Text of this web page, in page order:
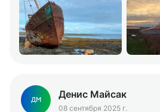
местам, где много толп, а
уникальным местам, что
понравилось. К проживанию
технике тоже нареканий
ДМ Денис Майсак
08 сентября 2025 г.